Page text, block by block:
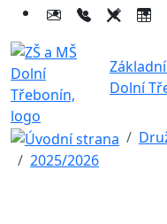
Dolní
2025/2026